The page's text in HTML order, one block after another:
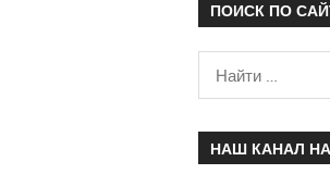
ПОИСК ПО
НАШ КАНАЛ НА